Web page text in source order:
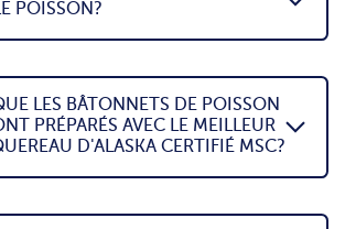
POISSON?
LES BÂTONNETS DE POISSON
PRÉPARÉS AVEC LE MEILLEUR
D'ALASKA CERTIFIÉ MSC?